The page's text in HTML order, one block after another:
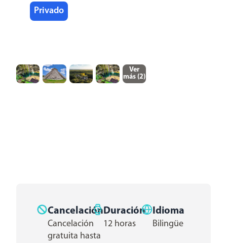
Privado
Ver
más (2)
Cancelación
Cancelación
gratuita hasta
Duración
12 horas
Idioma
Bilingüe